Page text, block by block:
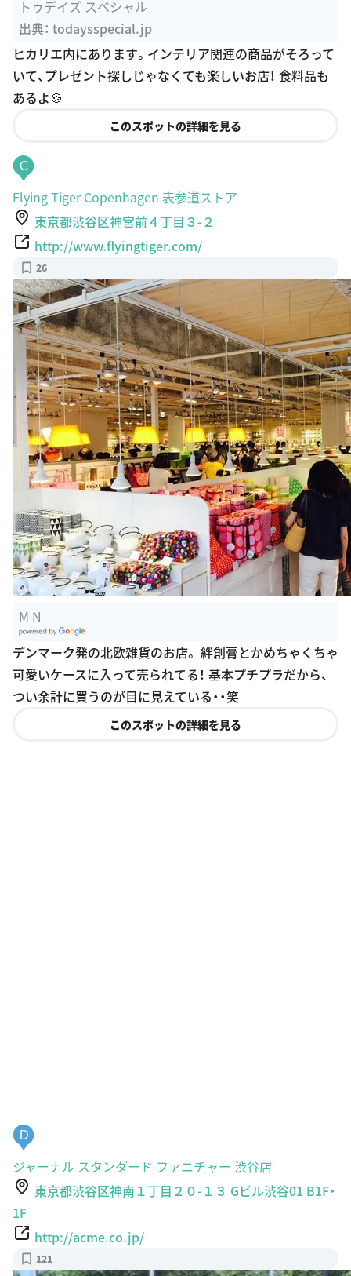
トゥデイズ スペシャル
出典： todaysspecial.jp
ヒカリエ内にあります。インテリア関連の商品がそろって
いて、プレゼント探しじゃなくても楽しいお店！ 食料品も
あるよ🍪
このスポットの詳細を見る
C
Flying Tiger Copenhagen 表参道ストア
東京都渋谷区神宮前４丁目３-２
http://www.flyingtiger.com/
26
M N
oogle Plac
es
デンマーク発の北欧雑貨のお店。 絆創膏とかめちゃくちゃ
可愛いケースに入って売られてる！ 基本プチプラだから、
つい余計に買うのが目に見えている・・笑
このスポットの詳細を見る
D
ジャーナル スタンダード ファニチャー 渋谷店
東京都渋谷区神南１丁目２０-１３ Gビル渋谷01 B1F・
1F
http://acme.co.jp/
121